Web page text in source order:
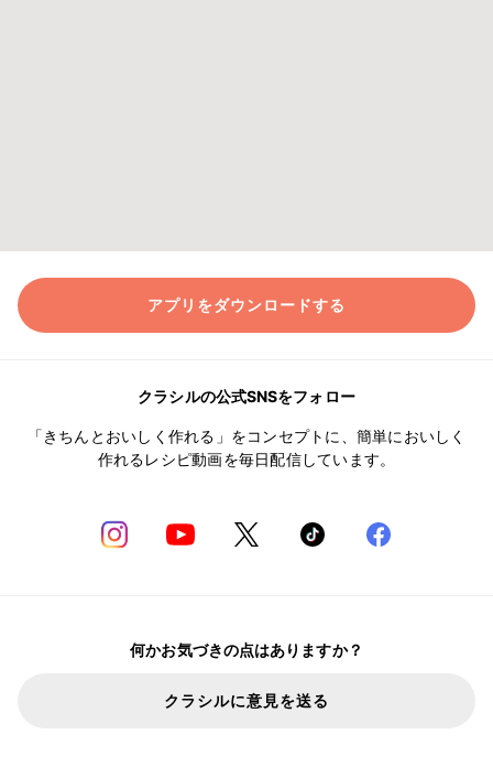
アプリをダウンロードする
クラシルの公式SNSをフォロー
「きちんとおいしく作れる」をコンセプトに、簡単においしく
作れるレシピ動画を毎日配信しています。
何かお気づきの点はありますか？
クラシルに意見を送る